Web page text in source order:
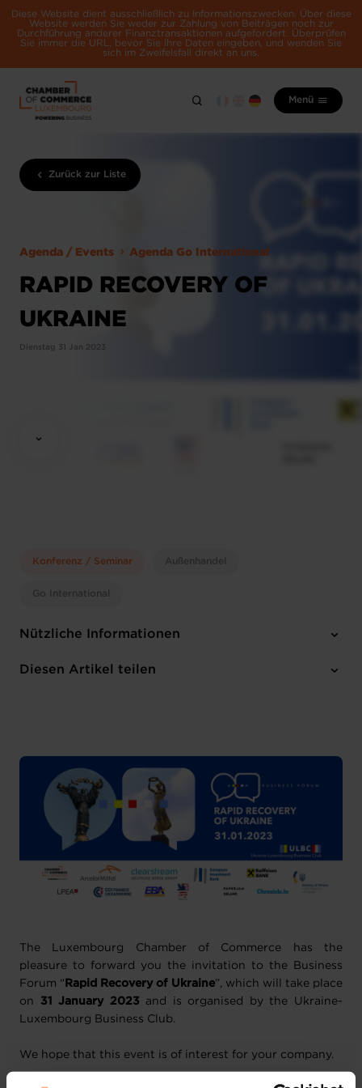
Diese Website dient ausschließlich zu Informationszwecken. Über diese
Website werden Sie weder zur Zahlung von Beiträgen noch zur
Durchführung anderer Finanztransaktionen aufgefordert. Überprüfen
Sie immer die URL, bevor Sie Ihre Daten eingeben, und wenden Sie
sich im Zweifelsfall direkt an uns.
Menü
Zurück zur Liste
Agenda / Events Agenda Go International
RAPID RECOVERY OF
UKRAINE
Dienstag 31 Jan 2023
Konferenz / Seminar Außenhandel
Go International
Nützliche Informationen
Dienstag 31 Jan 2023
Diesen Artikel teilen
The Luxembourg Chamber of Commerce has the
pleasure to forward you the invitation to the Business
Forum “ Rapid Recovery of Ukraine”, which will take place
on
31 January 2023 and is organised by the Ukraine-
Luxembourg Business Club.
We hope that this event is of interest for your company.